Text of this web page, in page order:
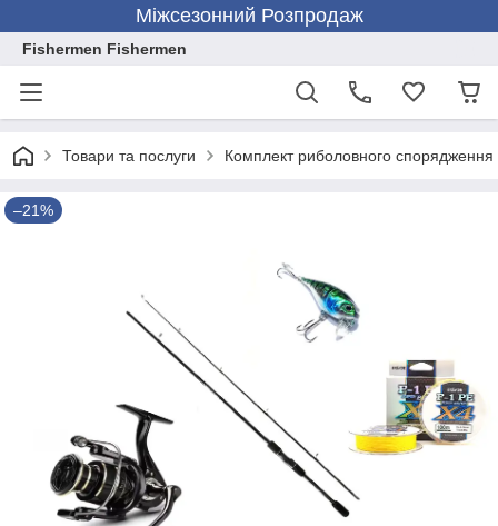
Міжсезонний Розпродаж
Fishermen Fishermen
Товари та послуги Комплект риболовного спорядження
–21%